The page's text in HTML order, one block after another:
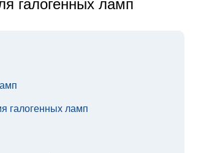
галогенных ламп
галогенных ламп